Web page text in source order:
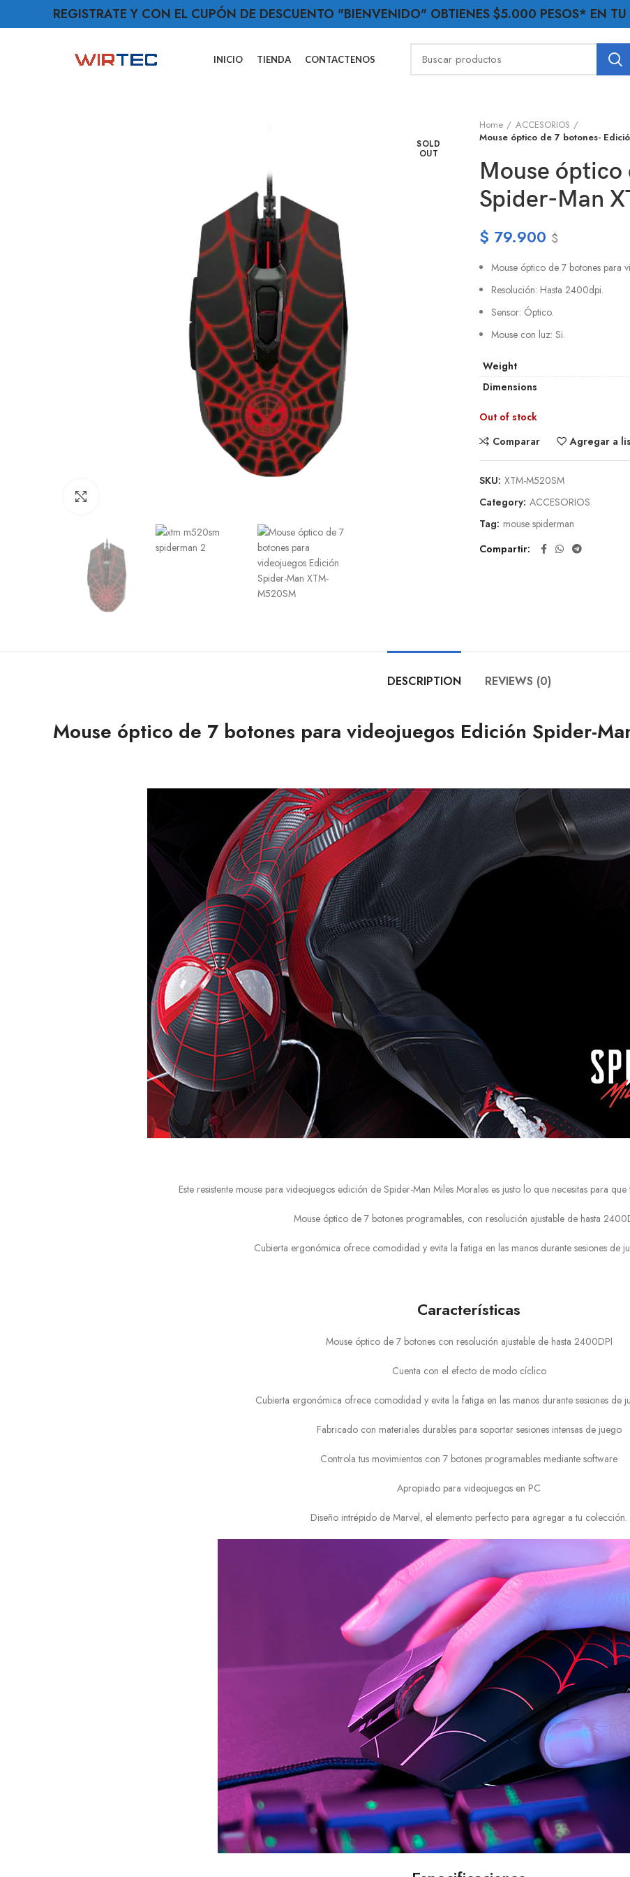
INICIO TIENDA CONTACTENOS
SOLD
OUT
Home
ACCESORIOS
Mouse óptico de 7 botones-
Mouse
Spider-Man
$ 79.900 $
Mouse óptico de 7 botones para
Resolución: Hasta 2400dpi.
Sensor: Óptico.
Mouse con luz: Si.
Weight
Dimensions
Out of stock
Comparar
Agregar a
SKU: XTM-M520SM
Category: ACCESORIOS
Tag: mouse spiderman
Compartir
DESCRIPTION REVIEWS (0)
Mouse óptico de 7 botones para videojuegos Edición Spider-
Este resistente mouse para videojuegos edición de Spider-Man Miles Morales es justo lo que necesitas para que
Mouse óptico de 7 botones programables, con resolución ajustable de hasta
Cubierta ergonómica ofrece comodidad y evita la fatiga en las manos durante sesiones de
Características
Mouse óptico de 7 botones con resolución ajustable de hasta 2400DPI
Cuenta con el efecto de modo cíclico
Cubierta ergonómica ofrece comodidad y evita la fatiga en las manos durante sesiones de
Fabricado con materiales durables para soportar sesiones intensas de juego
Controla tus movimientos con 7 botones programables mediante software
Apropiado para videojuegos en PC
Diseño intrépido de Marvel, el elemento perfecto para agregar a tu colección.
REGISTRATE Y CON EL CUPÓN DE DESCUENTO "BIENVENIDO" OBTIENES $5.000 PESOS* EN